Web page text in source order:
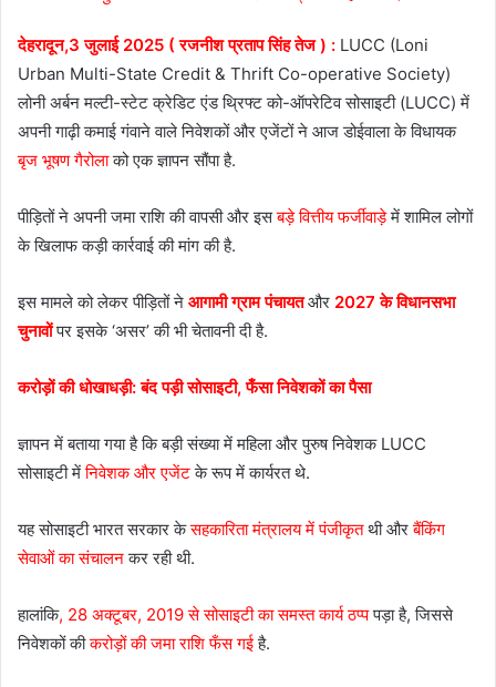
देहरादून,3 जुलाई 2025 ( रजनीश प्रताप सिंह तेज ) : LUCC (Loni
Urban Multi-State Credit & Thrift Co-operative Society)
लोनी अर्बन मल्टी-स्टेट क्रेडिट एंड थ्रिफ्ट को-ऑपरेटिव सोसाइटी (LUCC) में
अपनी गाढ़ी कमाई गंवाने वाले निवेशकों और एजेंटों ने आज डोईवाला के विधायक
बृज भूषण गैरोलाको एक ज्ञापन सौंपा है.
पीड़ितों ने अपनी जमा राशि की वापसी और इसबड़े वित्तीय फर्जीवाड़ेमें शामिल लोगों
के खिलाफ कड़ी कार्रवाई की मांग की है.
इस मामले को लेकर पीड़ितों ने आगामी ग्राम पंचायत और 2027 के विधानसभा
चुनावोंपर इसके ‘असर’ की भी चेतावनी दी है.
करोड़ों की धोखाधड़ी: बंद पड़ी सोसाइटी, फँसा निवेशकों का पैसा
ज्ञापन में बताया गया है कि बड़ी संख्या में महिला और पुरुष निवेशक LUCC
सोसाइटी मेंनिवेशक और एजेंटके रूप में कार्यरत थे.
यह सोसाइटी भारत सरकार केसहकारिता मंत्रालय में पंजीकृतथी औरबैंकिंग
सेवाओं का संचालनकर रही थी.
हालांकि, 28 अक्टूबर, 2019 से सोसाइटी का समस्त कार्य ठप्पपड़ा है, जिससे
निवेशकों कीकरोड़ों की जमा राशि फँस गईहै.